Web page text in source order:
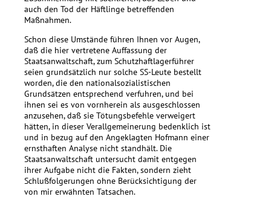
auch den Tod der Häftlinge betreffenden
Maßnahmen.
Schon diese Umstände führen Ihnen vor Augen,
daß die hier vertretene Auffassung der
Staatsanwaltschaft, zum Schutzhaftlagerführer
seien grundsätzlich nur solche SS-Leute bestellt
worden, die den nationalsozialistischen
Grundsätzen entsprechend verfuhren, und bei
ihnen sei es von vornherein als ausgeschlossen
anzusehen, daß sie Tötungsbefehle verweigert
hätten, in dieser Verallgemeinerung bedenklich ist
und in bezug auf den Angeklagten Hofmann einer
ernsthaften Analyse nicht standhält. Die
Staatsanwaltschaft untersucht damit entgegen
ihrer Aufgabe nicht die Fakten, sondern zieht
Schlußfolgerungen ohne Berücksichtigung der
von mir erwähnten Tatsachen.